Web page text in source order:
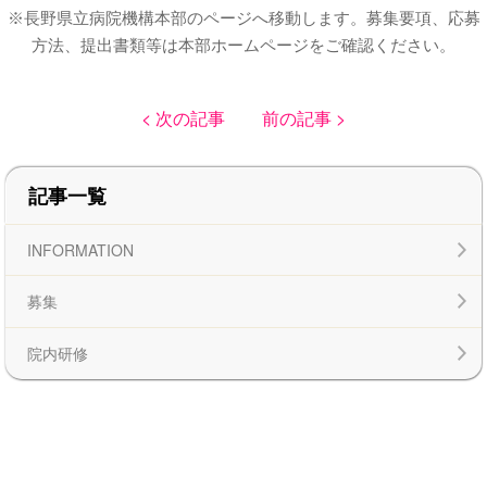
※長野県立病院機構本部のページへ移動します。募集要項、応募
方法、提出書類等は本部ホームページをご確認ください。
< 次の記事 前の記事 >
記事一覧
INFORMATION
募集
院内研修